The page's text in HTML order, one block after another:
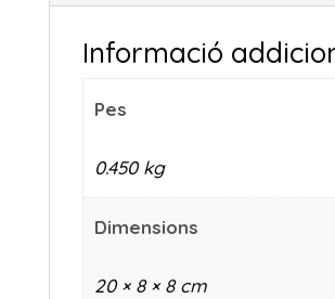
Informació
Pes
0.450 kg
Dimensions
20 × 8 × 8 cm